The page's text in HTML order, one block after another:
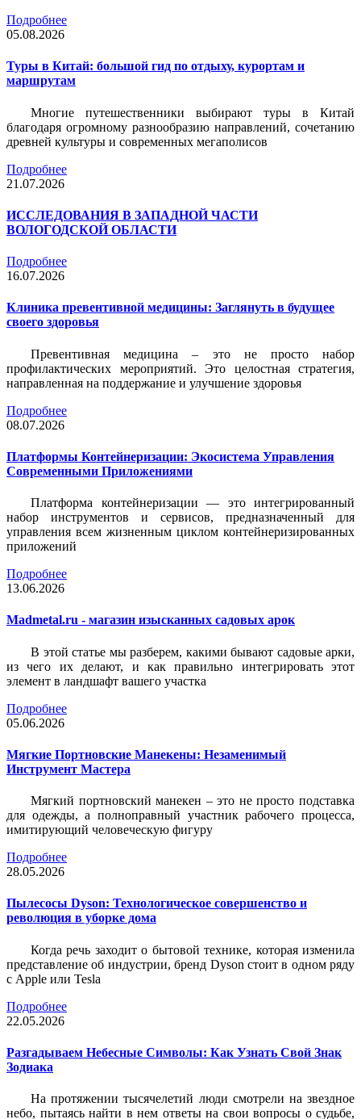
Подробнее
05.08.2026
Туры в Китай: большой гид по отдыху, курортам и
маршрутам
Многие путешественники выбирают туры в Китай
благодаря огромному разнообразию направлений, сочетанию
древней культуры и современных мегаполисов
Подробнее
21.07.2026
ИССЛЕДОВАНИЯ В ЗАПАДНОЙ ЧАСТИ
ВОЛОГОДСКОЙ ОБЛАСТИ
Подробнее
16.07.2026
Клиника превентивной медицины: Заглянуть в будущее
своего здоровья
Превентивная медицина – это не просто набор
профилактических мероприятий. Это целостная стратегия,
направленная на поддержание и улучшение здоровья
Подробнее
08.07.2026
Платформы Контейнеризации: Экосистема Управления
Современными Приложениями
Платформа контейнеризации — это интегрированный
набор инструментов и сервисов, предназначенный для
управления всем жизненным циклом контейнеризированных
приложений
Подробнее
13.06.2026
Madmetal.ru - магазин изысканных садовых арок
В этой статье мы разберем, какими бывают садовые арки,
из чего их делают, и как правильно интегрировать этот
элемент в ландшафт вашего участка
Подробнее
05.06.2026
Мягкие Портновские Манекены: Незаменимый
Инструмент Мастера
Мягкий портновский манекен – это не просто подставка
для одежды, а полноправный участник рабочего процесса,
имитирующий человеческую фигуру
Подробнее
28.05.2026
Пылесосы Dyson: Технологическое совершенство и
революция в уборке дома
Когда речь заходит о бытовой технике, которая изменила
представление об индустрии, бренд Dyson стоит в одном ряду
с Apple или Tesla
Подробнее
22.05.2026
Разгадываем Небесные Символы: Как Узнать Свой Знак
Зодиака
На протяжении тысячелетий люди смотрели на звездное
небо, пытаясь найти в нем ответы на свои вопросы о судьбе,